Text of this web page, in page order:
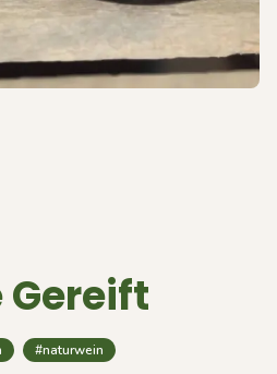
Gereift
#naturwein